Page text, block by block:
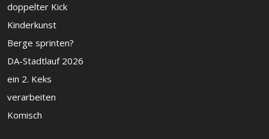
doppelter Kick
Kinderkunst
Berge sprinten?
DA-Stadtlauf 2026
ein 2. Keks
verarbeiten
Komisch